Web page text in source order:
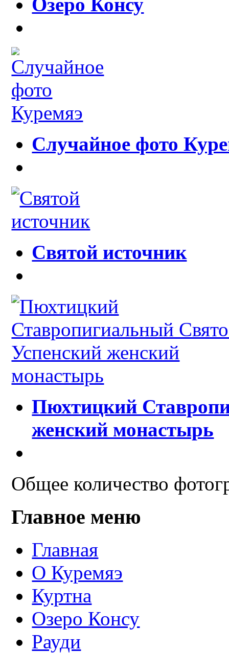
Случайное фото
Святой источник
Пюхтицкий
женский монастырь
Общее количество
Главное меню
Главная
О Куремяэ
Куртна
Озеро Консу
Рауди